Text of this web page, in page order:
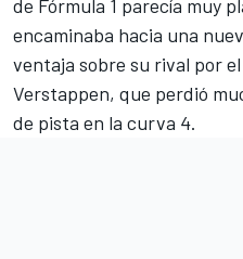
de Fórmula 1 parecía muy
encaminaba hacia una
ventaja sobre su rival por
Verstappen, que perdió
de pista en la curva 4.